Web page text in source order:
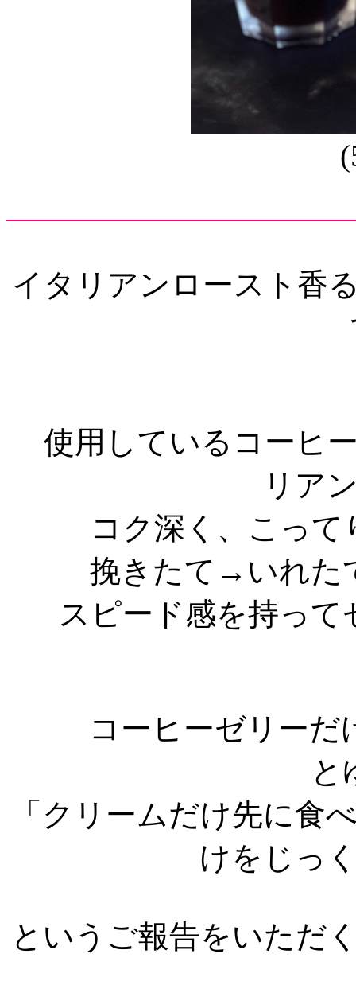
イタリアンロースト香
使用しているコーヒ
リア
コク深く、こっ
挽きたて→いれた
スピード感を持っ
コーヒーゼリー
と
「クリームだけ先に食
けをじっ
というご報告をいただ